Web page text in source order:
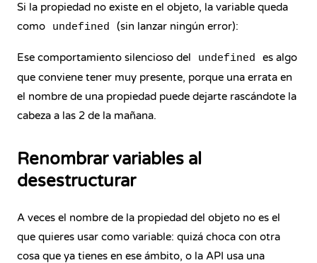
Si la propiedad no existe en el objeto, la variable queda
como
undefined (sin lanzar ningún error):
Ese comportamiento silencioso del undefined
es algo
que conviene tener muy presente, porque una errata en
el nombre de una propiedad puede dejarte rascándote la
cabeza a las 2 de la mañana.
Renombrar variables al
desestructurar
A veces el nombre de la propiedad del objeto no es el
que quieres usar como variable: quizá choca con otra
cosa que ya tienes en ese ámbito, o la API usa una